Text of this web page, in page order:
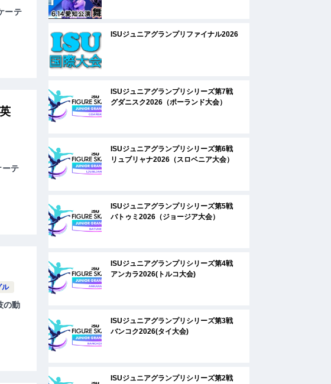
ーテ
テ
ル
の動
ISUジュニアグランプリファイナル2026
ISUジュニアグランプリシリーズ第7戦
グダニスク2026（ポーランド大会）
ISUジュニアグランプリシリーズ第6戦
リュブリャナ2026（スロベニア大会）
ISUジュニアグランプリシリーズ第5戦
バトゥミ2026（ジョージア大会）
ISUジュニアグランプリシリーズ第4戦
アンカラ2026(トルコ大会)
ISUジュニアグランプリシリーズ第3戦
バンコク2026(タイ大会)
ISUジュニアグランプリシリーズ第2戦